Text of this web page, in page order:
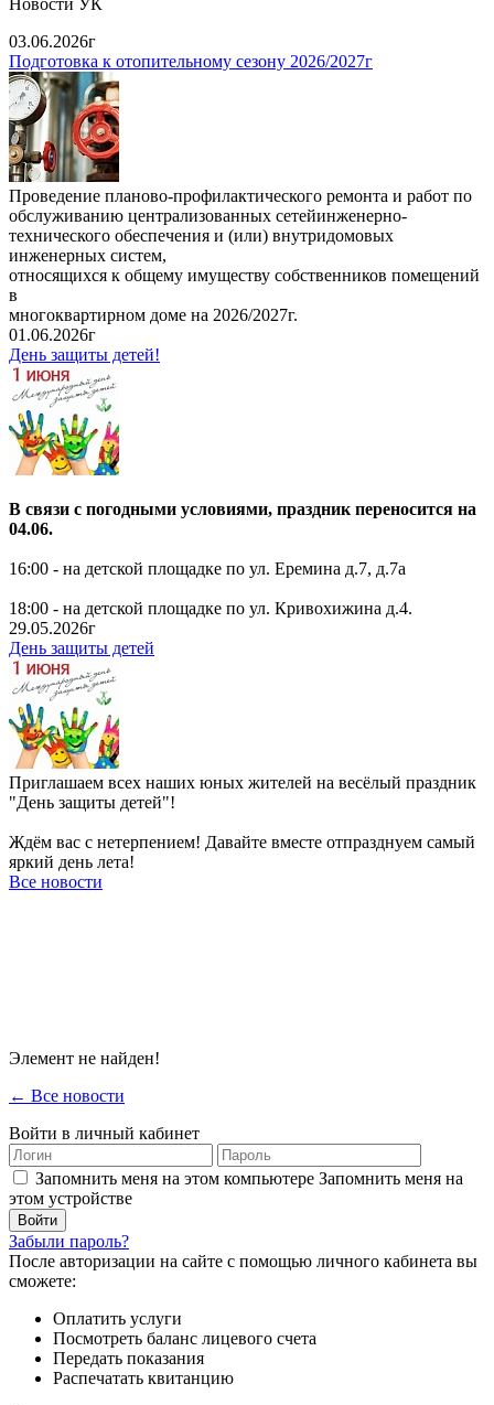
Новости УК
03.06.2026г
Подготовка к отопительному сезону 2026/2027г
Проведение планово-профилактического ремонта и работ по
обслуживанию централизованных сетейинженерно-
технического обеспечения и (или) внутридомовых
инженерных систем,
относящихся к общему имуществу собственников помещений
в
многоквартирном доме на 2026/2027г.
01.06.2026г
День защиты детей!
В связи с погодными условиями, праздник переносится на
04.06.
16:00 - на детской площадке по ул. Еремина д.7, д.7а
18:00 - на детской площадке по ул. Кривохижина д.4.
29.05.2026г
День защиты детей
Приглашаем всех наших юных жителей на весёлый праздник
"День защиты детей"!
Ждём вас с нетерпением! Давайте вместе отпразднуем самый
яркий день лета!
Все новости
Элемент не найден!
← Все новости
Войти в личный кабинет
Запомнить меня на этом компьютере Запомнить меня на
этом устройстве
Забыли пароль?
После авторизации на сайте с помощью личного кабинета вы
сможете:
Оплатить услуги
Посмотреть баланс лицевого счета
Передать показания
Распечатать квитанцию